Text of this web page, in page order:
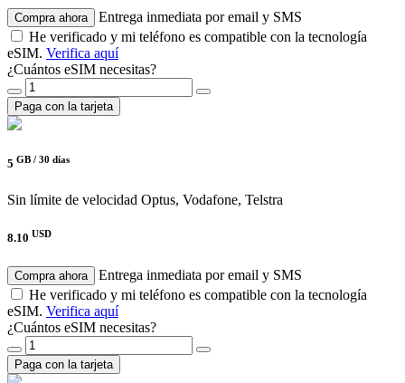
Compra ahora
Entrega inmediata por email y SMS
He verificado y mi teléfono es compatible con la tecnología
eSIM. Verifica aquí
¿Cuántos eSIM necesitas?
Paga con la tarjeta
5 GB / 30 días
Sin límite de velocidad Optus, Vodafone, Telstra
8.10 USD
Compra ahora
Entrega inmediata por email y SMS
He verificado y mi teléfono es compatible con la tecnología
eSIM. Verifica aquí
¿Cuántos eSIM necesitas?
Paga con la tarjeta